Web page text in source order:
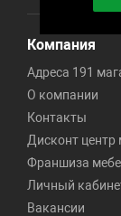
Компания
Адреса 191
О компании
Контакты
Дисконт центр
Франшиза
Личный
Вакансии